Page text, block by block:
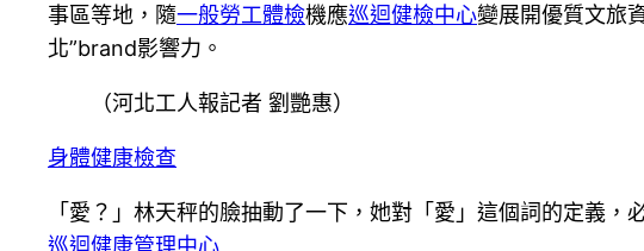
事區等地，隨一般勞工體檢機應巡迴健檢中心變展開優質文旅
北”brand影響力。
（河北工人報記者 劉艷惠）
身體健康檢查
「愛？」林天秤的臉抽動了一下，她對「愛」這個詞的定義，
巡迴健康管理中心